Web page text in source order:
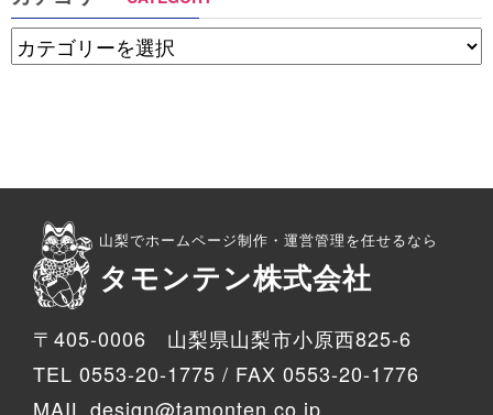
山梨でホームページ制作・運営管理を任せるなら
タモンテン株式会社
〒405-0006 山梨県山梨市小原西825-6
TEL 0553-20-1775 / FAX 0553-20-1776
MAIL design@tamonten.co.jp